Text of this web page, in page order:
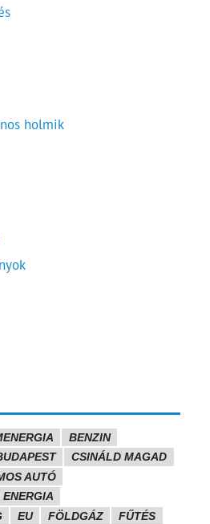
holmik
BENZIN
CSINÁLD MAGAD
AUTÓ
ENERGIA
EU FÖLDGÁZ
FŰTÉS